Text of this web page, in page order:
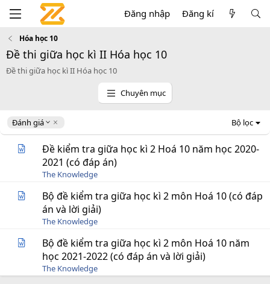
Đăng nhập Đăng kí
Hóa học 10
Đề thi giữa học kì II Hóa học 10
Đề thi giữa học kì II Hóa học 10
Chuyên mục
Đánh giá
D
e
Bộ lọc
Đề kiểm tra giữa học kì 2 Hoá 10 năm học 2020-
2021 (có đáp án)
The Knowledge
Bộ đề kiểm tra giữa học kì 2 môn Hoá 10 (có đáp
án và lời giải)
The Knowledge
Bộ đề kiểm tra giữa học kì 2 môn Hoá 10 năm
học 2021-2022 (có đáp án và lời giải)
The Knowledge